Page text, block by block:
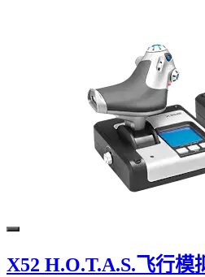
X52 H.O.T.A.S.飞行模